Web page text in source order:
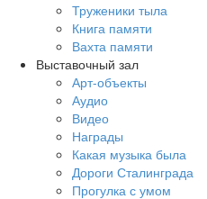
Труженики тыла
Книга памяти
Вахта памяти
Выставочный зал
Арт-объекты
Аудио
Видео
Награды
Какая музыка была
Дороги Сталинграда
Прогулка с умом